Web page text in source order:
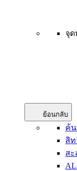
จุ
ย้อนกลับ
ค้
สิ
ส